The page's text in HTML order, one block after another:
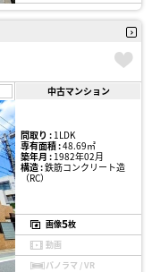
中古マンション
間取り :1LDK
専有面積 :48.69㎡
築年月 :1982年02月
構造 :鉄筋コンクリート造
（RC）
画像5枚
動画
パノラマ / VR